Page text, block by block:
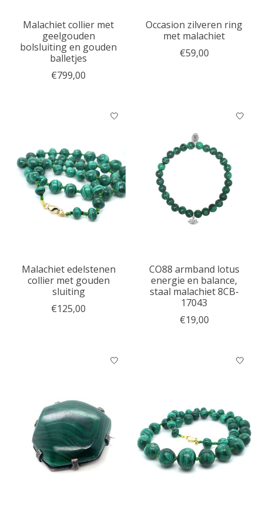
Malachiet collier met
geelgouden
bolsluiting en gouden
balletjes
€799,00
Occasion zilveren ring
met malachiet
€59,00
Malachiet edelstenen
collier met gouden
sluiting
€125,00
CO88 armband lotus
energie en balance,
staal malachiet 8CB-
17043
€19,00